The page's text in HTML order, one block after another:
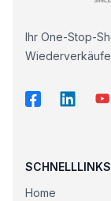
Ihr One-Stop-
SCHNELLLINKS
Home